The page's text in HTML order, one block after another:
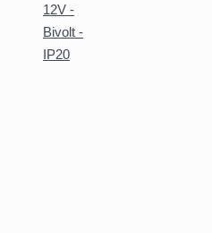
12V -
Bivolt -
IP20